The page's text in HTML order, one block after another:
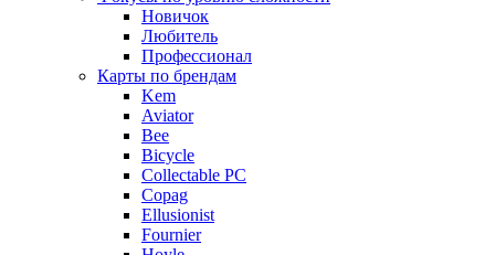
Новичок
Любитель
Профессионал
Карты по брендам
Kem
Aviator
Bee
Bicycle
Collectable PC
Copag
Ellusionist
Fournier